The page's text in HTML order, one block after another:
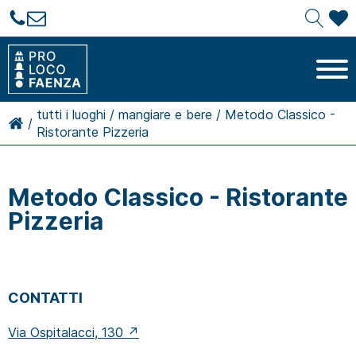
/
tutti i luoghi / mangiare e bere / Metodo Classico -
Ristorante Pizzeria
Metodo Classico - Ristorante
Pizzeria
CONTATTI
Via Ospitalacci, 130 ↗